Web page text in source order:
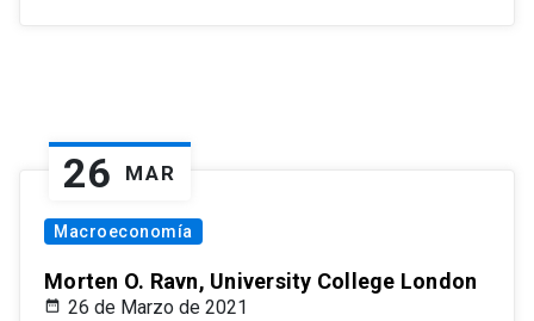
26 MAR
Macroeconomía
Morten O. Ravn, University College London
26 de Marzo de 2021